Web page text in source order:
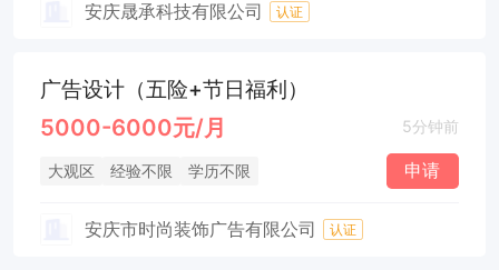
安庆晟承科技有限公司 认证
广告设计（五险+节日福利）
5000-6000元/月 5分钟前
大观区 经验不限 学历不限 申请
安庆市时尚装饰广告有限公司 认证